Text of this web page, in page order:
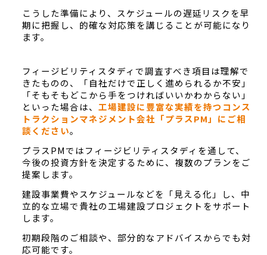
こうした準備により、スケジュールの遅延リスクを早
期に把握し、的確な対応策を講じることが可能になり
ます。
フィージビリティスタディで調査すべき項目は理解で
きたものの、「自社だけで正しく進められるか不安」
「そもそもどこから手をつければいいかわからない」
といった場合は、工場建設に豊富な実績を持つコンス
トラクションマネジメント会社「プラスPM」にご相
談ください。
プラスPMではフィージビリティスタディを通して、
今後の投資方針を決定するために、複数のプランをご
提案します。
建設事業費やスケジュールなどを「見える化」し、中
立的な立場で貴社の工場建設プロジェクトをサポート
します。
初期段階のご相談や、部分的なアドバイスからでも対
応可能です。